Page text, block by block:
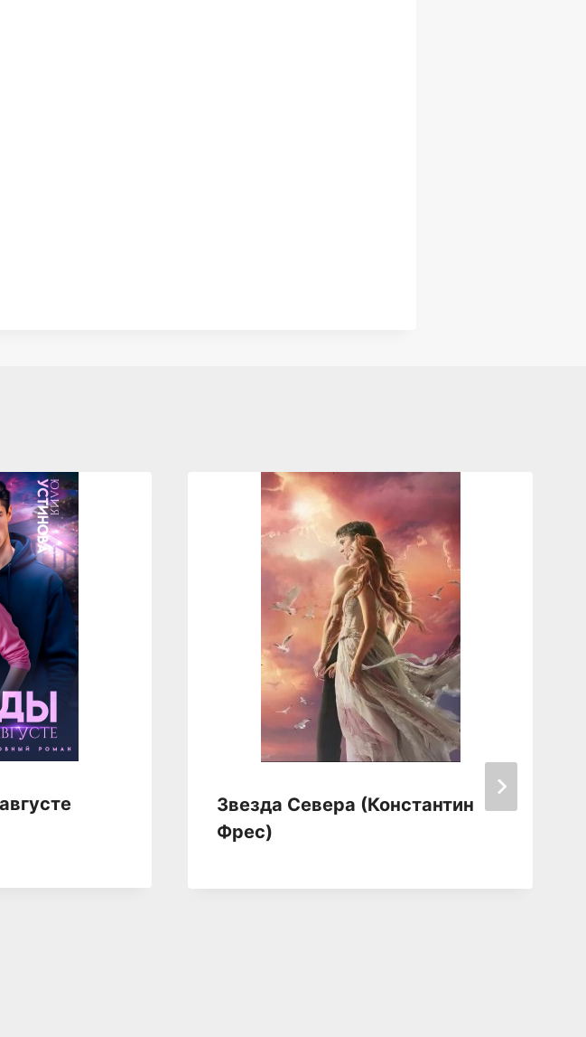
Звезда Севера (Константин
Фрес)